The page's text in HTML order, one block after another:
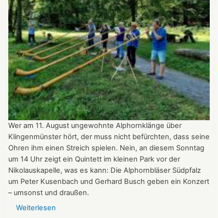
Tag
des
offenen
Denkmals
am
8.
September
2024
ganztägig
für
Besucher
geöffnet.
Wer am 11. August ungewohnte Alphornklänge über
Klingenmünster hört, der muss nicht befürchten, dass seine
Ohren ihm einen Streich spielen. Nein, an diesem Sonntag
um 14 Uhr zeigt ein Quintett im kleinen Park vor der
Nikolauskapelle, was es kann: Die Alphornbläser Südpfalz
um Peter Kusenbach und Gerhard Busch geben ein Konzert
– umsonst und draußen.
Weiterlesen